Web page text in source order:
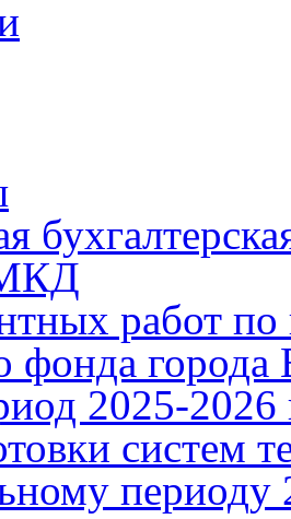
работ по
города
2025-2026
систем
периоду